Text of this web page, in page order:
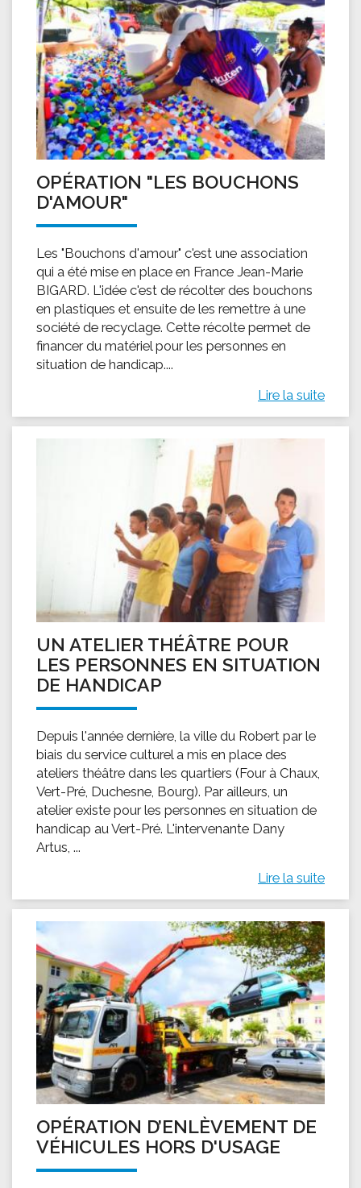
OPÉRATION "LES BOUCHONS
D'AMOUR"
Les "Bouchons d'amour" c'est une association
qui a été mise en place en France Jean-Marie
BIGARD. L'idée c'est de récolter des bouchons
en plastiques et ensuite de les remettre à une
société de recyclage. Cette récolte permet de
financer du matériel pour les personnes en
situation de handicap....
Lire la suite
UN ATELIER THÉÂTRE POUR
LES PERSONNES EN SITUATION
DE HANDICAP
Depuis l'année dernière, la ville du Robert par le
biais du service culturel a mis en place des
ateliers théâtre dans les quartiers (Four à Chaux,
Vert-Pré, Duchesne, Bourg). Par ailleurs, un
atelier existe pour les personnes en situation de
handicap au Vert-Pré. L'intervenante Dany
Artus, ...
Lire la suite
OPÉRATION D’ENLÈVEMENT DE
VÉHICULES HORS D'USAGE